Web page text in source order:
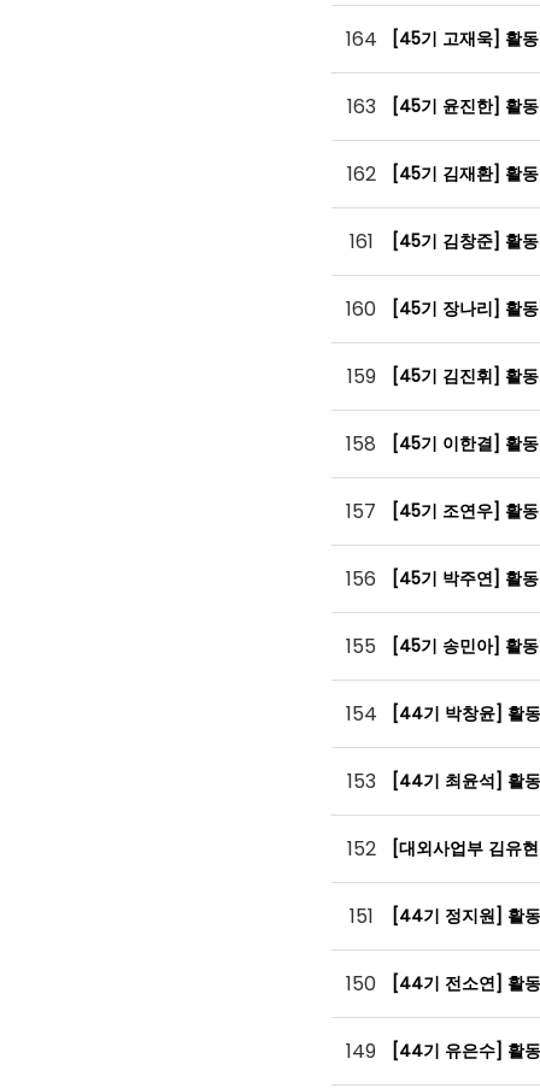
164 [45기 고재욱] 활
163 [45기 윤진한] 활
162 [45기 김재환] 활
161 [45기 김창준] 활
160 [45기 장나리] 활
159 [45기 김진휘] 활
158 [45기 이한결] 활
157 [45기 조연우] 활
156 [45기 박주연] 활
155 [45기 송민아] 활
154 [44기 박창윤] 활
153 [44기 최윤석] 활
152 [대외사업부 김유
151 [44기 정지원] 활
150 [44기 전소연] 활
149 [44기 유은수] 활